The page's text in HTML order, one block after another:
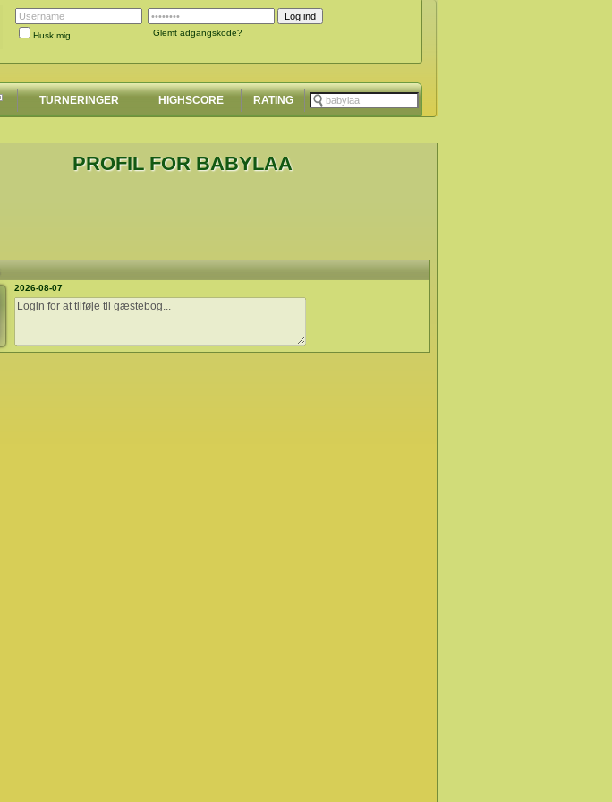
Husk mig Glemt adgangskode?
TURNERINGER HIGHSCORE RATING
PROFIL FOR BABYLAA
2026-08-07